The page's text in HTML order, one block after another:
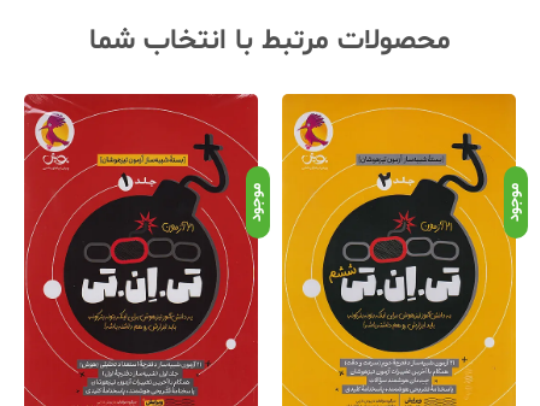
محصولات مرتبط با انتخاب شما
موجود موجود